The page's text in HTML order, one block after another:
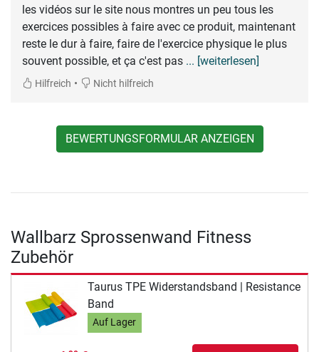
les vidéos sur le site nous montres un peu tous les
exercices possibles à faire avec ce produit, maintenant
reste le dur à faire, faire de l'exercice physique le plus
souvent possible, et ça c'est pas ... [weiterlesen]
Hilfreich • Nicht hilfreich
BEWERTUNGSFORMULAR ANZEIGEN
Wallbarz Sprossenwand Fitness
Zubehör
Taurus TPE Widerstandsband | Resistance
Band
Auf Lager